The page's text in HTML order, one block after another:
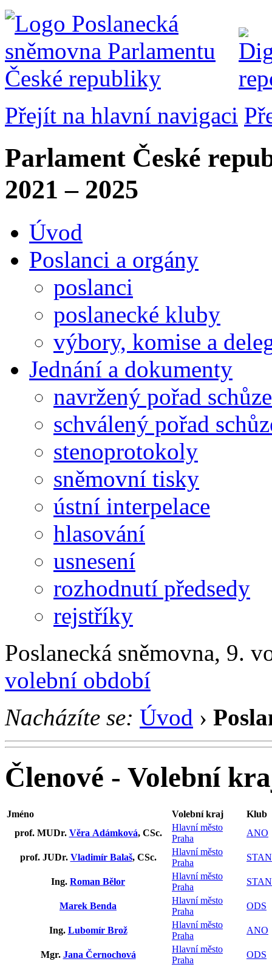
Přejít na hlavní navigaci
Parlament České
2021 – 2025
Úvod
Poslanci a orgány
poslanci
poslanecké kluby
výbory, komise a
Jednání a dokumenty
navržený pořad schůze
schválený pořad
stenoprotokoly
sněmovní tisky
ústní interpelace
hlasování
usnesení
rozhodnutí předsedy
rejstříky
Poslanecká sněmovna, 9.
volební období
Nacházíte se: Úvod ›
Členové - Volební
Jméno Volební kraj
Klub
prof. MUDr. Věra Adámková, CSc.
Hlavní město
Praha
ANO
prof. JUDr. Vladimír Balaš, CSc.
Hlavní město
Praha
STAN
Ing. Roman Bělor
Hlavní město
Praha
STAN
Marek Benda
Hlavní město
Praha
ODS
Ing. Lubomír Brož
Hlavní město
Praha
ANO
Mgr. Jana Černochová
Hlavní město
Praha
ODS